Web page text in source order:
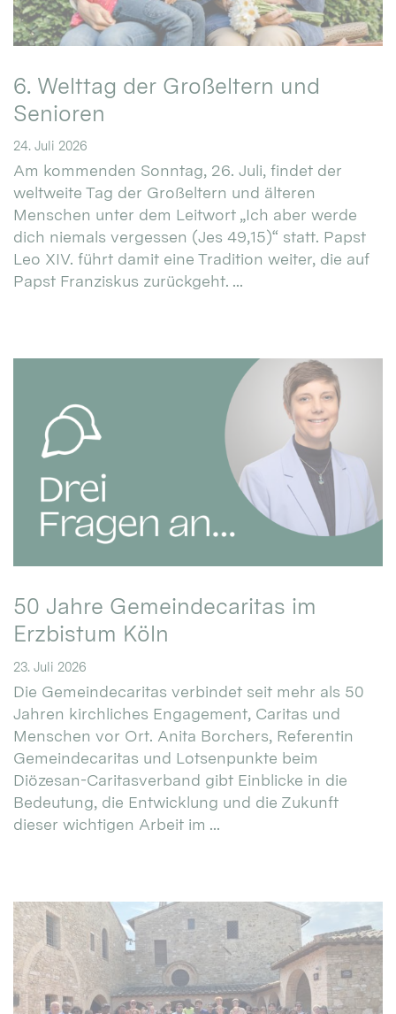
6. Welttag der Großeltern und
Senioren
24. Juli 2026
Am kommenden Sonntag, 26. Juli, findet der
weltweite Tag der Großeltern und älteren
Menschen unter dem Leitwort „Ich aber werde
dich niemals vergessen (Jes 49,15)“ statt. Papst
Leo XIV. führt damit eine Tradition weiter, die auf
Papst Franziskus zurückgeht. ...
50 Jahre Gemeindecaritas im
Erzbistum Köln
23. Juli 2026
Die Gemeindecaritas verbindet seit mehr als 50
Jahren kirchliches Engagement, Caritas und
Menschen vor Ort. Anita Borchers, Referentin
Gemeindecaritas und Lotsenpunkte beim
Diözesan-Caritasverband gibt Einblicke in die
Bedeutung, die Entwicklung und die Zukunft
dieser wichtigen Arbeit im ...